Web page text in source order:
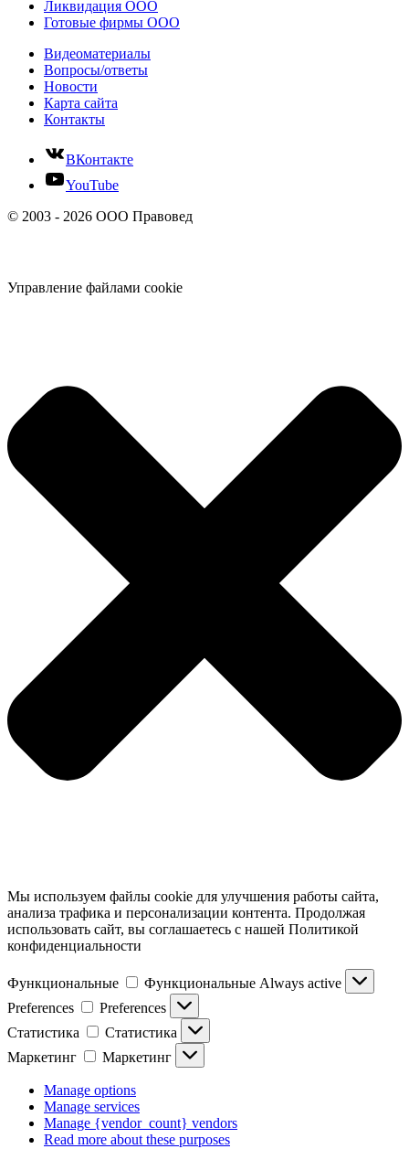
Ликвидация ООО
Готовые фирмы ООО
Видеоматериалы
Вопросы/ответы
Новости
Карта сайта
Контакты
ВКонтакте
YouTube
© 2003 - 2026 ООО Правовед
Управление файлами cookie
Мы используем файлы cookie для улучшения работы сайта,
анализа трафика и персонализации контента. Продолжая
использовать сайт, вы соглашаетесь с нашей Политикой
конфиденциальности
Функциональные Функциональные Always active
Preferences
Preferences
Статистика
Статистика
Маркетинг
Маркетинг
Manage options
Manage services
Manage {vendor_count} vendors
Read more about these purposes